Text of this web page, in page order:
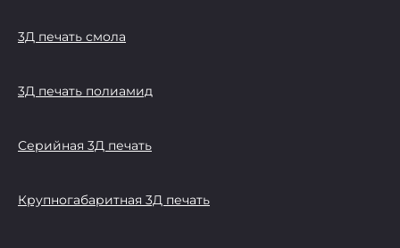
3Д печать смола
3Д печать полиамид
Серийная 3Д печать
Крупногабаритная 3Д печать